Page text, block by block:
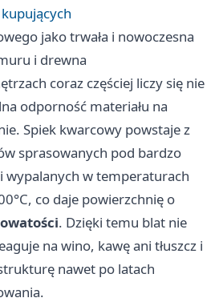
jako trwała i nowoczesna
i drewna
coraz częściej liczy się nie
odporność materiału na
Spiek kwarcowy powstaje z
sprasowanych pod bardzo
wypalanych w temperaturach
co daje powierzchnię o
. Dzięki temu blat nie
na wino, kawę ani tłuszcz i
nawet po latach